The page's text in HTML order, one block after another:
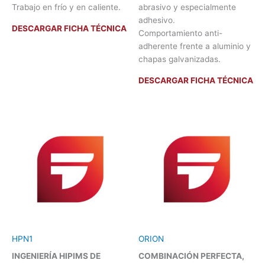
Trabajo en frío y en caliente.
DESCARGAR FICHA TÉCNICA
abrasivo y especialmente
adhesivo.
Comportamiento anti-
adherente frente a aluminio y
chapas galvanizadas.
DESCARGAR FICHA TÉCNICA
HPN1
INGENIERÍA HIPIMS DE
ORION
COMBINACIÓN PERFECTA,